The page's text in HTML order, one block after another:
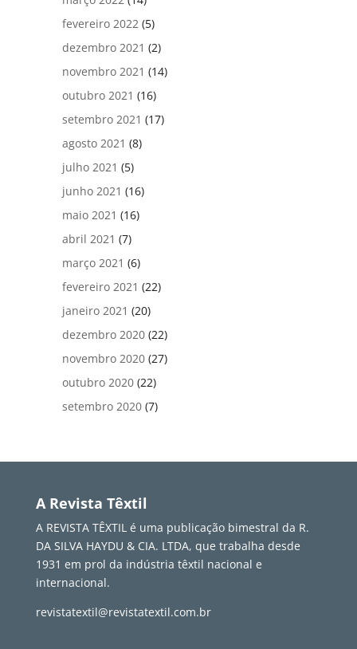
fevereiro 2022 (5)
dezembro 2021 (2)
novembro 2021 (14)
outubro 2021 (16)
setembro 2021 (17)
agosto 2021 (8)
julho 2021 (5)
junho 2021 (16)
maio 2021 (16)
abril 2021 (7)
março 2021 (6)
fevereiro 2021 (22)
janeiro 2021 (20)
dezembro 2020 (22)
novembro 2020 (27)
outubro 2020 (22)
setembro 2020 (7)
A Revista Têxtil
A REVISTA TÊXTIL é uma publicação bimestral da R.
DA SILVA HAYDU & CIA. LTDA, que trabalha desde
1931 em prol da indústria têxtil nacional e
internacional.
revistatextil@revistatextil.com.br